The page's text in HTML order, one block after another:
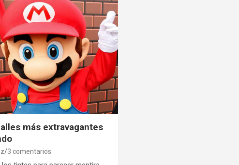
más extravagantes
3 comentarios